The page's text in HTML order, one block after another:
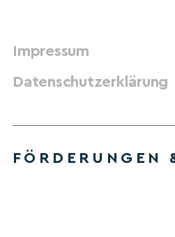
Impressum
Datenschutzerklärung
FÖRDERUNGEN